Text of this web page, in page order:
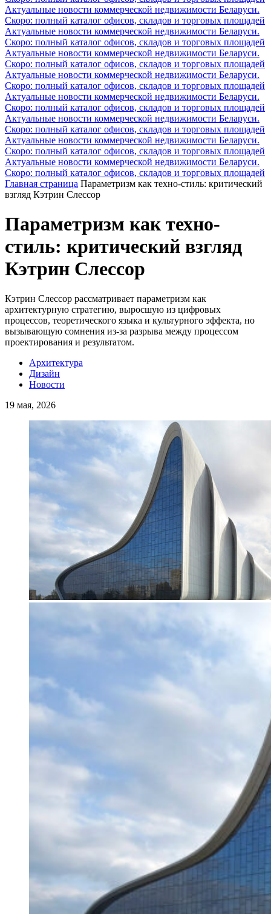
Актуальные новости коммерческой недвижимости Беларуси.
Скоро: полный каталог офисов, складов и торговых площадей
Актуальные новости коммерческой недвижимости Беларуси.
Скоро: полный каталог офисов, складов и торговых площадей
Актуальные новости коммерческой недвижимости Беларуси.
Скоро: полный каталог офисов, складов и торговых площадей
Актуальные новости коммерческой недвижимости Беларуси.
Скоро: полный каталог офисов, складов и торговых площадей
Актуальные новости коммерческой недвижимости Беларуси.
Скоро: полный каталог офисов, складов и торговых площадей
Актуальные новости коммерческой недвижимости Беларуси.
Скоро: полный каталог офисов, складов и торговых площадей
Актуальные новости коммерческой недвижимости Беларуси.
Скоро: полный каталог офисов, складов и торговых площадей
Актуальные новости коммерческой недвижимости Беларуси.
Скоро: полный каталог офисов, складов и торговых площадей
Главная страница Параметризм как техно-стиль: критический
взгляд Кэтрин Слессор
Параметризм как техно-
стиль: критический взгляд
Кэтрин Слессор
Кэтрин Слессор рассматривает параметризм как
архитектурную стратегию, выросшую из цифровых
процессов, теоретического языка и культурного эффекта, но
вызывающую сомнения из-за разрыва между процессом
проектирования и результатом.
Архитектура
Дизайн
Новости
19 мая, 2026